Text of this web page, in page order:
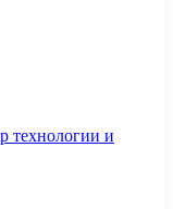
технологии и